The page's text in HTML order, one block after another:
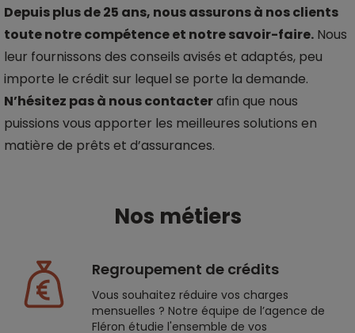
Depuis plus de 25 ans, nous assurons à nos clients
toute notre compétence et notre savoir-faire. Nous
leur fournissons des conseils avisés et adaptés, peu
importe le crédit sur lequel se porte la demande.
N’hésitez pas à nous contacterafin que nous
puissions vous apporter les meilleures solutions en
matière de prêts et d’assurances.
Nos métiers
Regroupement de crédits
Vous souhaitez réduire vos charges
mensuelles ? Notre équipe de l’agence de
Fléron étudie l'ensemble de vos